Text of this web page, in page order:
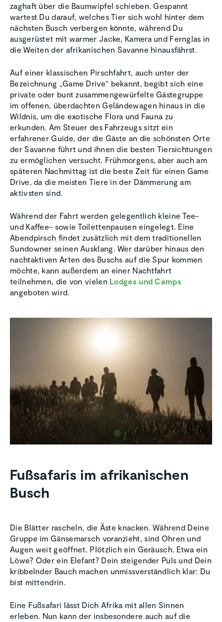
zaghaft über die Baumwipfel schieben. Gespannt
wartest Du darauf, welches Tier sich wohl hinter dem
nächsten Busch verbergen könnte, während Du
ausgerüstet mit warmer Jacke, Kamera und Fernglas in
die Weiten der afrikanischen Savanne hinausfährst.
Auf einer klassischen Pirschfahrt, auch unter der
Bezeichnung „Game Drive“ bekannt, begibt sich eine
private oder bunt zusammengewürfelte Gästegruppe
im offenen, überdachten Geländewagen hinaus in die
Wildnis, um die exotische Flora und Fauna zu
erkunden. Am Steuer des Fahrzeugs sitzt ein
erfahrener Guide, der die Gäste an die schönsten Orte
der Savanne führt und ihnen die besten Tiersichtungen
zu ermöglichen versucht. Frühmorgens, aber auch am
späteren Nachmittag ist die beste Zeit für einen Game
Drive, da die meisten Tiere in der Dämmerung am
aktivsten sind.
Während der Fahrt werden gelegentlich kleine Tee-
und Kaffee- sowie Toilettenpausen eingelegt. Eine
Abendpirsch findet zusätzlich mit dem traditionellen
Sundowner seinen Ausklang. Wer darüber hinaus den
nachtaktiven Arten des Buschs auf die Spur kommen
möchte, kann außerdem an einer Nachtfahrt
teilnehmen, die von vielen Lodges und Camps
angeboten wird.
Fußsafaris im afrikanischen
Busch
Die Blätter rascheln, die Äste knacken. Während Deine
Gruppe im Gänsemarsch voranzieht, sind Ohren und
Augen weit geöffnet. Plötzlich ein Geräusch. Etwa ein
Löwe? Oder ein Elefant? Dein steigender Puls und Dein
kribbelnder Bauch machen unmissverständlich klar: Du
bist mittendrin.
Eine Fußsafari lässt Dich Afrika mit allen Sinnen
erleben. Nun kann der insbesondere auch auf die